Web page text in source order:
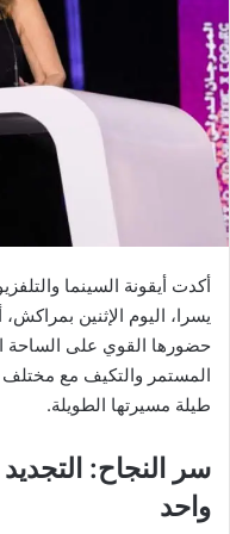
أكدت أيقونة السينما
يسرا، اليوم الإثنين
حضورها القوي على الساحة
المستمر والتكيف مع مختلف
طيلة مسيرتها الطويلة.
سر النجاح:
واحد